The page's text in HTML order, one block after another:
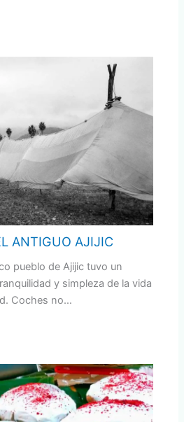
ANTIGUO AJIJIC
pueblo de Ajijic tuvo un
y simpleza de la vida
Coches no…